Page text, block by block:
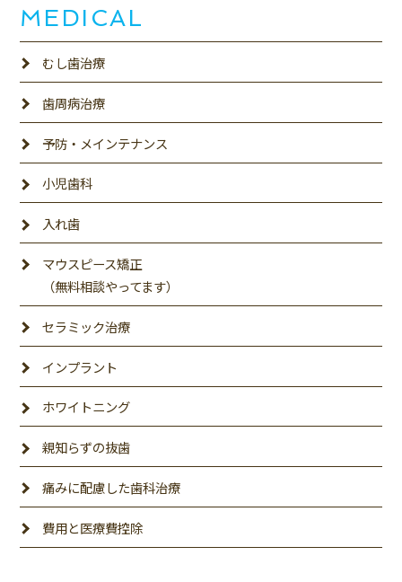
MEDICAL
むし歯治療
歯周病治療
予防・メインテナンス
小児歯科
入れ歯
マウスピース矯正
（無料相談やってます）
セラミック治療
インプラント
ホワイトニング
親知らずの抜歯
痛みに配慮した歯科治療
費用と医療費控除